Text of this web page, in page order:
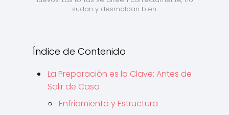
sudan y desmoldan bien.
Índice de Contenido
La Preparación es la Clave: Antes de
Salir de Casa
Enfriamiento y Estructura